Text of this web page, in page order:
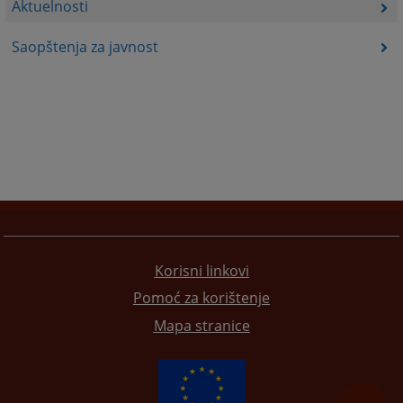
Aktuelnosti
Saopštenja za javnost
Korisni linkovi
Pomoć za korištenje
Mapa stranice